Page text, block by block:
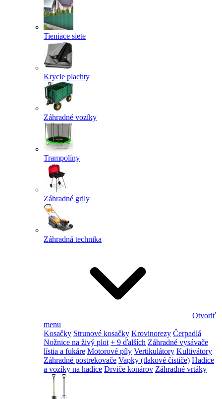
Tieniace siete
Krycie plachty
Záhradné vozíky
Trampolíny
Záhradné grily
Záhradná technika
Otvoriť
menu
Kosačky Strunové kosačky Krovinorezy Čerpadlá
Nožnice na živý plot + 9 ďalších Záhradné vysávače
lístia a fukáre Motorové píly Vertikulátory Kultivátory
Záhradné postrekovače Vapky (tlakové čističe) Hadice
a vozíky na hadice Drviče konárov Záhradné vrtáky